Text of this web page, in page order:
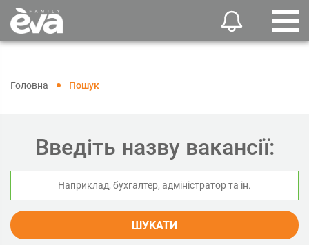
Головна Пошук
Введіть назву вакансії:
ШУКАТИ